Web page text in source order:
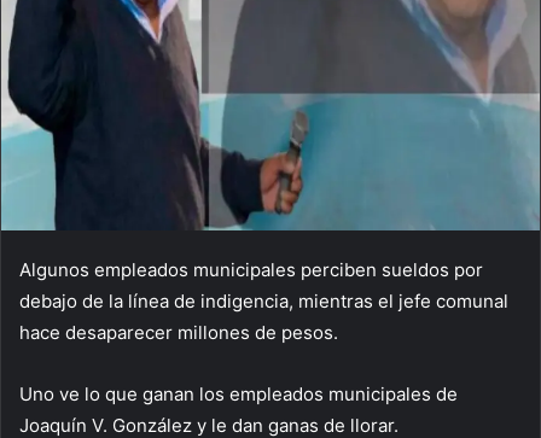
Algunos empleados municipales perciben sueldos por
debajo de la línea de indigencia, mientras el jefe comunal
hace desaparecer millones de pesos.
Uno ve lo que ganan los empleados municipales de
Joaquín V. González y le dan ganas de llorar.